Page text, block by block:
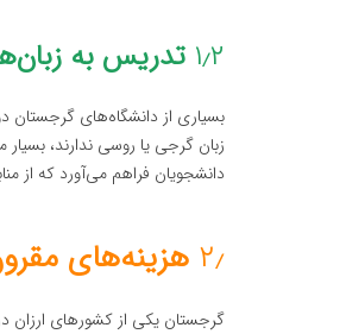
۱٫۲ تدریس به
بسیاری از دانشگاه‌های گرجستان
زبان گرجی یا روسی ندارند،
دانشجویان فراهم می‌آورد که از
۲٫ هزینه‌های
گرجستان یکی از کشورهای ارزان